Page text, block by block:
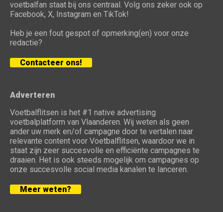
voetbalfan staat bij ons centraal. Volg ons zeker ook op
Facebook, X, Instagram en TikTok!
Heb je een fout gespot of opmerking(en) voor onze
redactie?
Contacteer ons!
Adverteren
Voetbalflitsen is het #1 native advertising
voetbalplatform van Vlaanderen. Wij weten als geen
ander uw merk en/of campagne door te vertalen naar
relevante content voor Voetbalflitsen, waardoor we in
staat zijn zeer succesvolle en efficiënte campagnes te
draaien. Het is ook steeds mogelijk om campagnes op
onze succesvolle social media kanalen te lanceren.
Meer weten?